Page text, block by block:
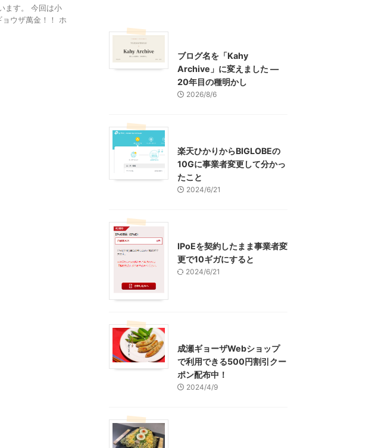
ます。 今回は小
ウザ萬金！！ ホ
ブログ名を「Kahy
Archive」に変えました ―
20年目の種明かし
2026/8/6
楽天ひかりからBIGLOBEの
10Gに事業者変更して分かっ
たこと
2024/6/21
IPoEを契約したまま事業者変
更で10ギガにすると
2024/6/21
成瀬ギョーザWebショップ
で利用できる500円割引クー
ポン配布中！
2024/4/9